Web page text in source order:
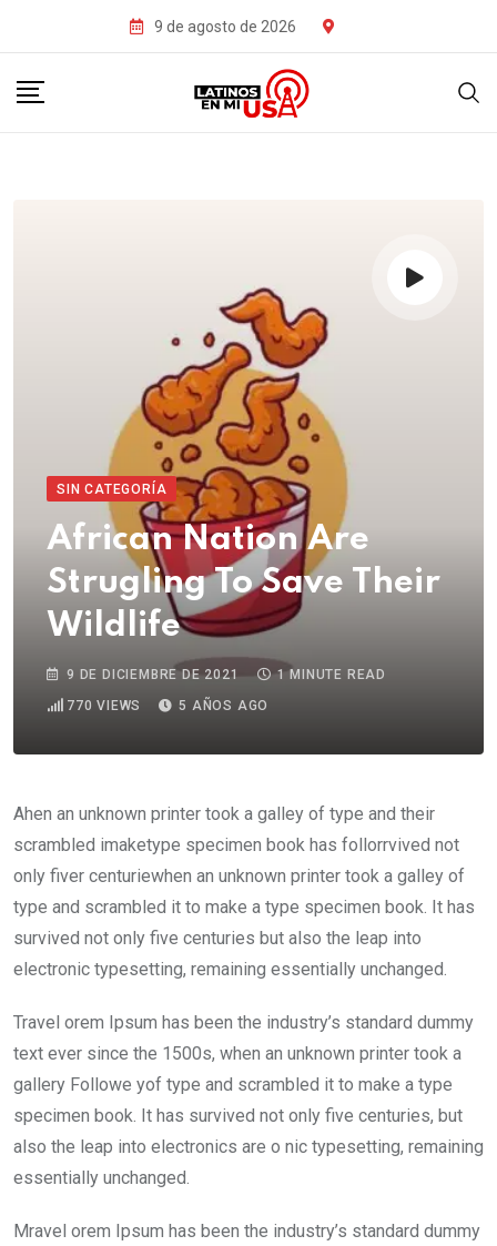
9 de agosto de 2026
SIN CATEGORÍA
African Nation Are
Strugling To Save Their
Wildlife
9 DE DICIEMBRE DE 2021
1 MINUTE READ
770 VIEWS 5 AÑOS AGO
Ahen an unknown printer took a galley of type and their
scrambled imaketype specimen book has follorrvived not
only fiver centuriewhen an unknown printer took a galley of
type and scrambled it to make a type specimen book. It has
survived not only five centuries but also the leap into
electronic typesetting, remaining essentially unchanged.
Travel orem Ipsum has been the industry’s standard dummy
text ever since the 1500s, when an unknown printer took a
gallery Followe yof type and scrambled it to make a type
specimen book. It has survived not only five centuries, but
also the leap into electronics are o nic typesetting, remaining
essentially unchanged.
Mravel orem Ipsum has been the industry’s standard dummy